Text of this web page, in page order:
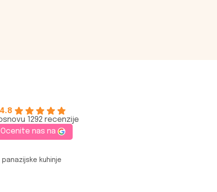
4.8
1292 recenzije
Ocenite nas na
kuhinje